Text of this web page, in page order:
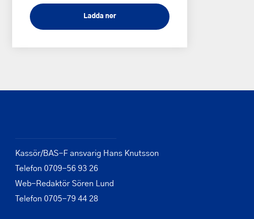
Ladda ner
Kassör/BAS-F ansvarig Hans Knutsson
Telefon 0709-56 93 26
Web-Redaktör Sören Lund
Telefon 0705-79 44 28